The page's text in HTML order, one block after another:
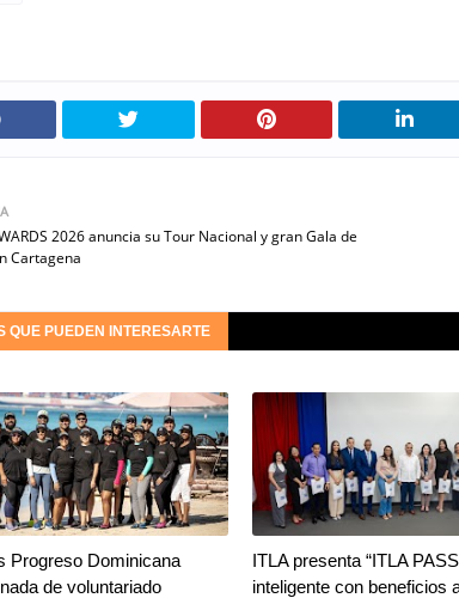
2026 anuncia su Tour Nacional y gran Gala de
Cartagena
QUE PUEDEN INTERESARTE
Progreso Dominicana
de voluntariado
ITLA presenta “ITLA
inteligente con beneficios